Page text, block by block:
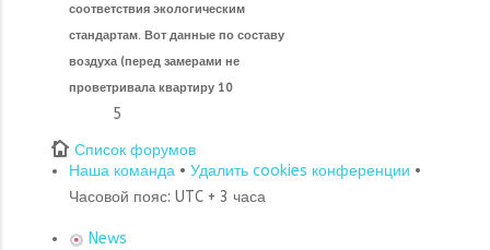
соответствия экологическим
стандартам. Вот данные по составу
воздуха (перед замерами не
проветривала квартиру 10
5
Список форумов
Наша команда • Удалить cookies конференции •
Часовой пояс: UTC + 3 часа
News